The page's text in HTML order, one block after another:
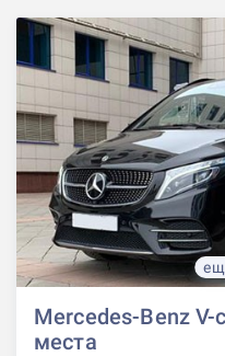
Mercedes-Benz V-
места